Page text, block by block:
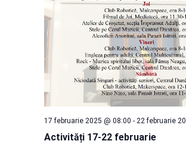
Activități 17-22 februarie
17 februarie 2025 @ 08:00 - 22 februarie